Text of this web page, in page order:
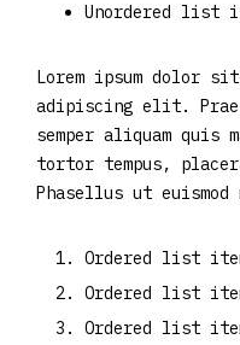
Unordered list
Lorem ipsum dolor
adipiscing elit.
semper aliquam quis
tortor tempus,
Phasellus ut euismod
Ordered list
Ordered list
Ordered list